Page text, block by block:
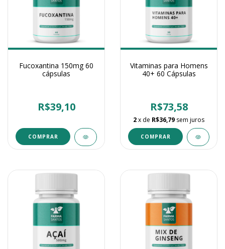
Fucoxantina 150mg 60
cápsulas
R$39,10
Vitaminas para Homens
40+ 60 Cápsulas
R$73,58
2x de R$36,79 sem juros